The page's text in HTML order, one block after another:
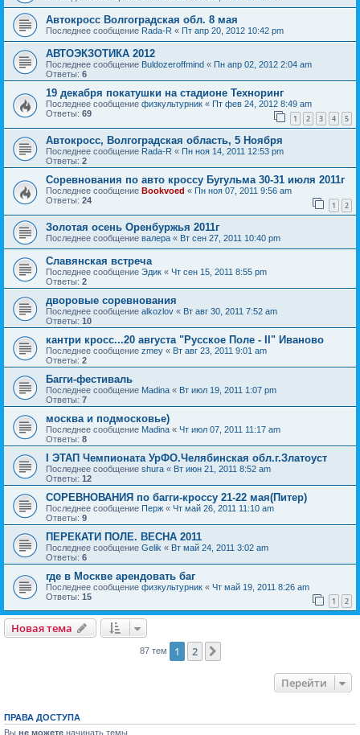
Автокросс Волгоградская обл. 8 мая
Последнее сообщение Rada-R « Пт апр 20, 2012 10:42 pm
АВТОЭКЗОТИКА 2012
Последнее сообщение Buldozeroffmind « Пн апр 02, 2012 2:04 am
Ответы: 6
19 декабря покатушки на стадионе Техноринг
Последнее сообщение физкультурник « Пт фев 24, 2012 8:49 am
Ответы: 69 1 2 3 4 5
Автокросс, Волгоградская область, 5 Ноября
Последнее сообщение Rada-R « Пн ноя 14, 2011 12:53 pm
Ответы: 2
Соревнования по авто кроссу Бугульма 30-31 июля 2011г
Последнее сообщение Bookvoed « Пн ноя 07, 2011 9:56 am
Ответы: 24 1 2
Золотая осень Оренбуржья 2011г
Последнее сообщение валера « Вт сен 27, 2011 10:40 pm
Славянская встреча
Последнее сообщение Эдик « Чт сен 15, 2011 8:55 pm
Ответы: 2
дворовые соревнования
Последнее сообщение alkozlov « Вт авг 30, 2011 7:52 am
Ответы: 10
кантри кросс...20 августа "Русское Поле - II" Иваново
Последнее сообщение zmey « Вт авг 23, 2011 9:01 am
Ответы: 2
Багги-фестиваль
Последнее сообщение Madina « Вт июл 19, 2011 1:07 pm
Ответы: 7
москва и подмосковье)
Последнее сообщение Madina « Чт июл 07, 2011 11:17 am
Ответы: 8
I ЭТАП Чемпионата УрФО.Челябинская обл.г.Златоуст
Последнее сообщение shura « Вт июн 21, 2011 8:52 am
Ответы: 12
СОРЕВНОВАНИЯ по багги-кроссу 21-22 мая(Питер)
Последнее сообщение Перж « Чт май 26, 2011 11:10 am
Ответы: 9
ПЕРЕКАТИ ПОЛЕ. ВЕСНА 2011
Последнее сообщение Gelik « Вт май 24, 2011 3:02 am
Ответы: 6
где в Москве арендовать баг
Последнее сообщение физкультурник « Чт май 19, 2011 8:26 am
Ответы: 15 1 2
Новая тема
87 тем 1 2
Перейти
ПРАВА ДОСТУПА
Вы не можете начинать темы